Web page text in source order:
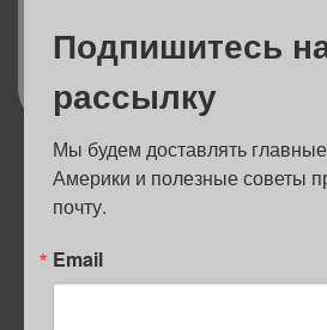
РАБОТА И БИЗНЕС
ЖИЛЬЕ
ОБРАЗОВАНИЕ
Подпишитесь
рассылку
Мы будем доставлять
Америки и полезные советы
почту.
Email